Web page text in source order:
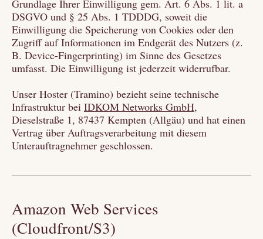
Grundlage Ihrer Einwilligung gem. Art. 6 Abs. 1 lit. a
DSGVO und § 25 Abs. 1 TDDDG, soweit die
Einwilligung die Speicherung von Cookies oder den
Zugriff auf Informationen im Endgerät des Nutzers (z.
B. Device-Fingerprinting) im Sinne des Gesetzes
umfasst. Die Einwilligung ist jederzeit widerrufbar.
Unser Hoster (Tramino) bezieht seine technische
Infrastruktur bei IDKOM Networks GmbH,
Dieselstraße 1, 87437 Kempten (Allgäu) und hat einen
Vertrag über Auftragsverarbeitung mit diesem
Unterauftragnehmer geschlossen.
Amazon Web Services
(Cloudfront/S3)